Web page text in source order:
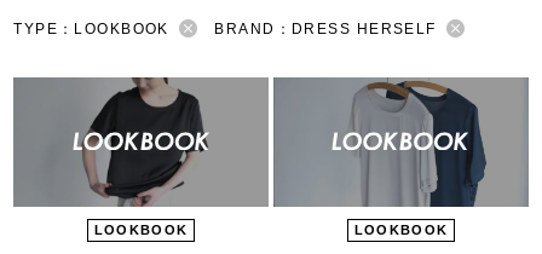
TYPE：LOOKBOOK BRAND：DRESS HERSELF
LOOKBOOK LOOKBOOK